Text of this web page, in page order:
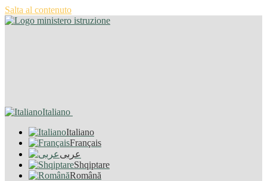
Salta al contenuto
Italiano
Italiano
Français
عربى
Shqiptare
Română